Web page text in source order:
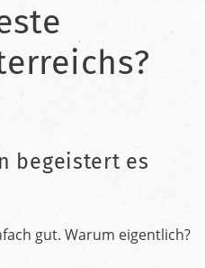
begeistert es
gut. Warum eigentlich?